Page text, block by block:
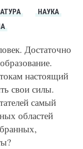
НАУКА
Достаточно
настоящий
свои силы.
самый
областей